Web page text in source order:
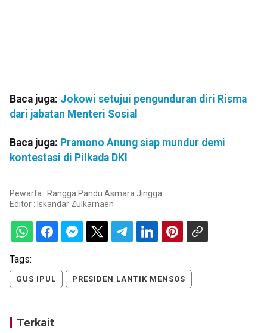
Baca juga: Jokowi setujui pengunduran diri Risma
dari jabatan Menteri Sosial
Baca juga: Pramono Anung siap mundur demi
kontestasi di Pilkada DKI
Pewarta : Rangga Pandu Asmara Jingga
Editor : Iskandar Zulkarnaen
Tags:
GUS IPUL PRESIDEN LANTIK MENSOS
Terkait